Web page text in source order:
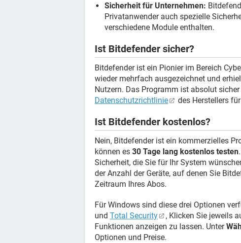
Sicherheit für Unternehmen:
Privatanwender auch spezielle
verschiedene Module enthalten.
Ist Bitdefender sicher?
Bitdefender ist ein Pionier im Bereich
wieder mehrfach ausgezeichnet und
Nutzern. Das Programm ist absolut
Datenschutzrichtlinie
des Herstellers
Ist Bitdefender kostenlos?
Nein, Bitdefender ist ein kommerzielles
können es 30 Tage lang kostenlos testen
Sicherheit, die Sie für Ihr System
der Anzahl der Geräte, auf denen Sie
Zeitraum Ihres Abos.
Für Windows sind diese drei Optionen
und Total Security
, Klicken Sie jeweils
Funktionen anzeigen zu lassen. Unter
Optionen und Preise.